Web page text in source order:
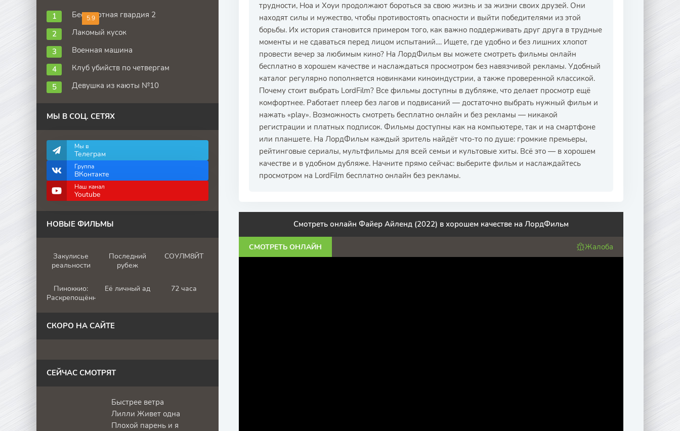
трудности, Ноа и Хоуи продолжают бороться за свою жизнь и за жизни своих друзей. Они
находят силы и мужество, чтобы противостоять опасности и выйти победителями из этой
борьбы. Их история становится примером того, как важно поддерживать друг друга в трудные
моменты и не сдаваться перед лицом испытаний.... Ищете, где удобно и без лишних хлопот
провести вечер за любимым кино? На ЛордФильм вы можете смотреть фильмы онлайн
бесплатно в хорошем качестве и наслаждаться просмотром без навязчивой рекламы. Удобный
каталог регулярно пополняется новинками киноиндустрии, а также проверенной классикой.
Почему стоит выбрать LordFilm? Все фильмы доступны в дубляже, что делает просмотр ещё
комфортнее. Работает плеер без лагов и подвисаний — достаточно выбрать нужный фильм и
нажать «play». Возможность смотреть бесплатно онлайн и без рекламы — никакой
регистрации и платных подписок. Фильмы доступны как на компьютере, так и на смартфоне
или планшете. На ЛордФильм каждый зритель найдёт что-то по душе: громкие премьеры,
рейтинговые сериалы, мультфильмы для всей семьи и культовые хиты. Всё это — в хорошем
качестве и в удобном дубляже. Начните прямо сейчас: выберите фильм и наслаждайтесь
просмотром на LordFilm бесплатно онлайн без рекламы.
Смотреть онлайн Файер Айленд (2022) в хорошем качестве на ЛордФильм
СМОТРЕТЬ ОНЛАЙН Жалоба
5.9
Бессмертная гвардия 2
Лакомый кусок
Военная машина
Клуб убийств по четвергам
Девушка из каюты №10
МЫ В СОЦ. СЕТЯХ
Мы в
Телеграм
Группа
ВКонтакте
Наш канал
Youtube
НОВЫЕ ФИЛЬМЫ
Закулисье
реальности
Последний
рубеж
СОУЛМ8ЙТ
Пиноккио:
Раскрепощённый
Её личный ад 72 часа
СКОРО НА САЙТЕ
СЕЙЧАС СМОТРЯТ
Быстрее ветра
Лилли Живет одна
Плохой парень и я